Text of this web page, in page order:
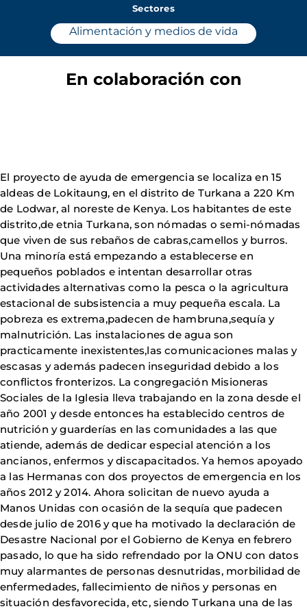
Sectores
Alimentación y medios de vida
En colaboración con
El proyecto de ayuda de emergencia se localiza en 15
aldeas de Lokitaung, en el distrito de Turkana a 220 Km
de Lodwar, al noreste de Kenya. Los habitantes de este
distrito,de etnia Turkana, son nómadas o semi-nómadas
que viven de sus rebaños de cabras,camellos y burros.
Una minoría está empezando a establecerse en
pequeños poblados e intentan desarrollar otras
actividades alternativas como la pesca o la agricultura
estacional de subsistencia a muy pequeña escala. La
pobreza es extrema,padecen de hambruna,sequía y
malnutrición. Las instalaciones de agua son
practicamente inexistentes,las comunicaciones malas y
escasas y además padecen inseguridad debido a los
conflictos fronterizos. La congregación Misioneras
Sociales de la Iglesia lleva trabajando en la zona desde el
año 2001 y desde entonces ha establecido centros de
nutrición y guarderías en las comunidades a las que
atiende, además de dedicar especial atención a los
ancianos, enfermos y discapacitados. Ya hemos apoyado
a las Hermanas con dos proyectos de emergencia en los
años 2012 y 2014. Ahora solicitan de nuevo ayuda a
Manos Unidas con ocasión de la sequía que padecen
desde julio de 2016 y que ha motivado la declaración de
Desastre Nacional por el Gobierno de Kenya en febrero
pasado, lo que ha sido refrendado por la ONU con datos
muy alarmantes de personas desnutridas, morbilidad de
enfermedades, fallecimiento de niños y personas en
situación desfavorecida, etc, siendo Turkana una de las